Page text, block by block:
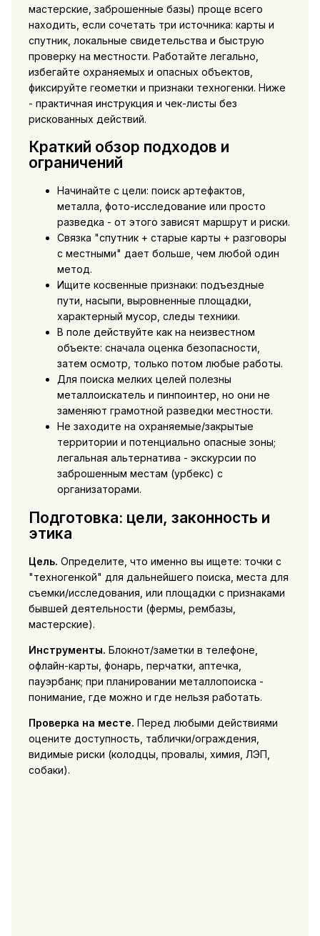
мастерские, заброшенные базы) проще всего
находить, если сочетать три источника: карты и
спутник, локальные свидетельства и быструю
проверку на местности. Работайте легально,
избегайте охраняемых и опасных объектов,
фиксируйте геометки и признаки техногенки. Ниже
- практичная инструкция и чек-листы без
рискованных действий.
Краткий обзор подходов и
ограничений
Начинайте с цели: поиск артефактов,
металла, фото-исследование или просто
разведка - от этого зависят маршрут и риски.
Связка "спутник + старые карты + разговоры
с местными" дает больше, чем любой один
метод.
Ищите косвенные признаки: подъездные
пути, насыпи, выровненные площадки,
характерный мусор, следы техники.
В поле действуйте как на неизвестном
объекте: сначала оценка безопасности,
затем осмотр, только потом любые работы.
Для поиска мелких целей полезны
металлоискатель и пинпоинтер, но они не
заменяют грамотной разведки местности.
Не заходите на охраняемые/закрытые
территории и потенциально опасные зоны;
легальная альтернатива - экскурсии по
заброшенным местам (урбекс) с
организаторами.
Подготовка: цели, законность и
этика
Цель. Определите, что именно вы ищете: точки с
"техногенкой" для дальнейшего поиска, места для
съемки/исследования, или площадки с признаками
бывшей деятельности (фермы, рембазы,
мастерские).
Инструменты. Блокнот/заметки в телефоне,
офлайн-карты, фонарь, перчатки, аптечка,
пауэрбанк; при планировании металлопоиска -
понимание, где можно и где нельзя работать.
Проверка на месте. Перед любыми действиями
оцените доступность, таблички/ограждения,
видимые риски (колодцы, провалы, химия, ЛЭП,
собаки).